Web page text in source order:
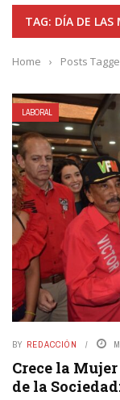
TAG: DÍA DE LAS
Home › Posts
LABORAL
BY REDACCIÓN
Crece la
de la